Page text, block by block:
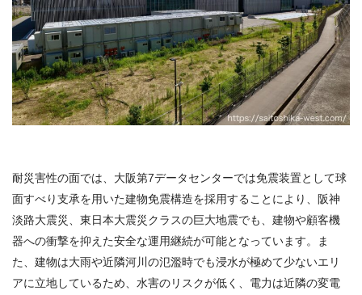
耐災害性の面では、大阪第7データセンターでは免震装置として球
面すべり支承を用いた建物免震構造を採用することにより、阪神
淡路大震災、東日本大震災クラスの巨大地震でも、建物や顧客機
器への衝撃を抑えた安全な運用継続が可能となっています。ま
た、建物は大雨や近隣河川の氾濫時でも浸水が極めて少ないエリ
アに立地しているため、水害のリスクが低く、電力は近隣の変電